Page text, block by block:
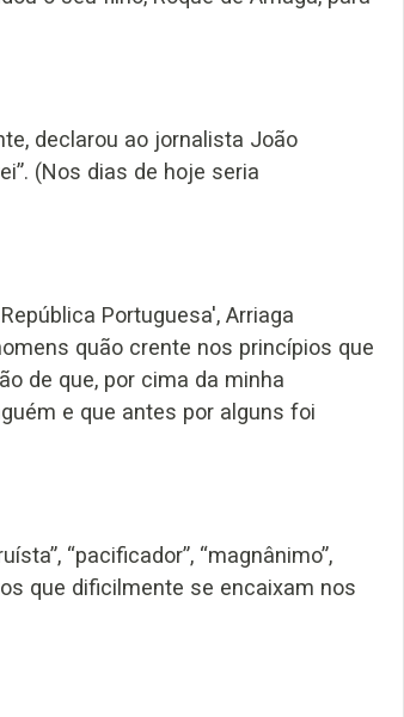
declarou ao jornalista João
(Nos dias de hoje seria
Portuguesa', Arriaga
quão crente nos princípios que
de que, por cima da minha
e que antes por alguns foi
“pacificador”, “magnânimo”,
que dificilmente se encaixam nos